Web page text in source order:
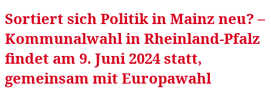
Sortiert sich Politik in Mainz neu? –
Kommunalwahl in Rheinland-Pfalz
findet am 9. Juni 2024 statt,
gemeinsam mit Europawahl